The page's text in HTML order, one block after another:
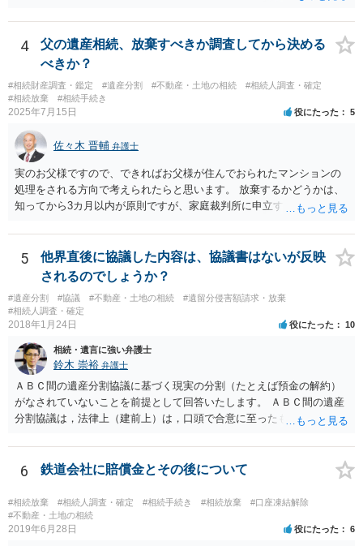
4
父の遺産相続、放棄すべきか調査してから決める
べきか？
#相続財産調査・鑑定 #遺産分割 #不動産・土地の相続
#相続人調査・確定
#相続放棄
#相続手続き
2025年7月15日 役にたった 5
佐々木 晋輔 弁護士
実のお父様ですので、できればお父様が住んでおられたマンションの
処理をされる方向で考えられたらと思います。 放棄するかどうかは、
知ってから3カ月以内が原則ですが、家庭裁判所に申立すれば3カ月の
放棄するかどうか決めることができます。 銀行やサラ金が数年も放置
することはありませんので、数年後に借金が発見される可能性はほぼ
ありません。 なお、私が扱った相続放棄を検討していた案件で、期間
伸長して調査したところ、サラ金に対する過払金など相当な財産が見
つかったため相続したという事例がありました。
5
他界直後に協議した内容は、協議書はないが反映
されるのでしょうか？
#遺産分割 #協議 #不動産・土地の相続
#遺留分侵害額請求・放棄
#相続人調査・確定
2018年1月24日 役にたった 10
相続・遺言に強い弁護士
鈴木 崇裕 弁護士
ＡＢＣ間の遺産分割協議に基づく現実の分割（たとえば預金の解約）
がなされていないことを前提として回答いたします。 ＡＢＣ間の遺産
分割協議は，法律上（建前上）は，口頭で合意に至ったものであって
ん。 また，不動産の名義を移転するためには，遺産分割協議書への署
名捺印を得る必要があります。 したがって，残念ながら，「ＡＢＣ間
の遺産分割協議が有効に成立している」という前提に基づく主張は困
難と思われます。 「ＡＢＣ間の遺産分割協議は未了のまま，ＡとＢが
死亡し，二次相続が発生した」という前提に基づいて協議を進める必
要があります。 もちろん，Ｃの立場としては，ＡＢＣ間の遺産分割協
6 鉄道会社に賠償金とその後について
#相続放棄 #相続人調査・確定 #相続手続き #相続放棄
#口座凍結解除
#不動産・土地の相続
2019年6月28日 役にたった 6